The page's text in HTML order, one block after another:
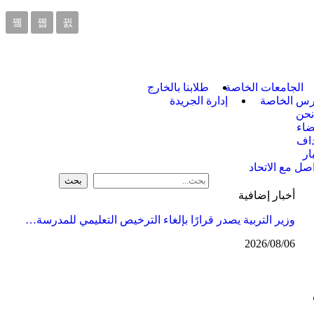
الجامعات الخاصة
طلابنا بالخارج
الخاصة
مع الاتحاد
إدارة الجريدة
أخبار إضافية
وزير التربية يصدر قرارًا بإلغاء الترخيص التعليمي للمدرسة…
2026/08/06